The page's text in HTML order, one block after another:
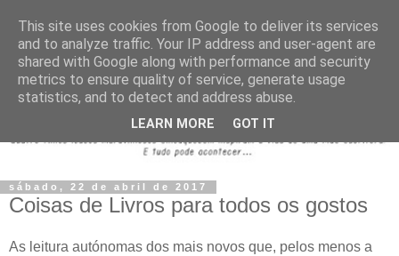
sábado, 22 de abril de 2017
Coisas de Livros para todos os gostos
As leitura autónomas dos mais novos que, pelos menos a
This site uses cookies from Google to deliver its services
and to analyze traffic. Your IP address and user-agent are
shared with Google along with performance and security
metrics to ensure quality of service, generate usage
statistics, and to detect and address abuse.
LEARN MORE GOT IT